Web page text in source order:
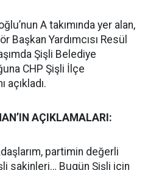
A takımında yer alan,
Yardımcısı Resül
Şişli Belediye
CHP Şişli İlçe
açıkladı.
AÇIKLAMALARI:
partimin değerli
sakinleri… Bugün Şişli için